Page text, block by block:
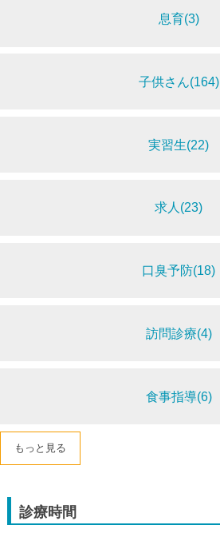
息育(3)
子供さん(164)
実習生(22)
求人(23)
口臭予防(18)
訪問診療(4)
食事指導(6)
もっと見る
診療時間